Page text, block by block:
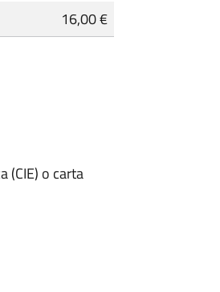
16,00 €
(CIE) o carta